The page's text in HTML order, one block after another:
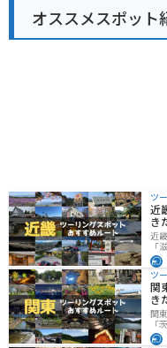
う。 道の駅 しょうなん周辺には、航空科学博物館や成田
ゆめ牧
を延ば
オススメスポット
ツ
近
き
近
「
「
や
ッ
際
ツ
関
き
関
「
「
然